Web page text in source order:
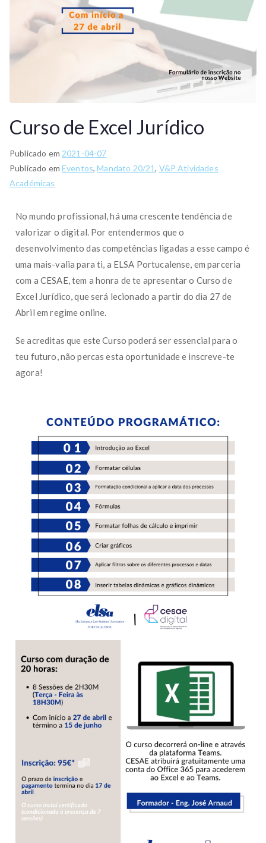
Curso de Excel Jurídico
Publicado em 2021-04-07
Publicado em Eventos,Mandato 20/21, V&P Atividades
Académicas
No mundo profissional, há uma crescente tendência de
valorizar o digital. Por entendermos que o
desenvolvimento das competências ligadas a esse campo é
uma mais-valia para ti, a ELSA Portucalense, em parceria
com a CESAE, tem a honra de te apresentar o Curso de
Excel Jurídico, que será lecionado a partir do dia 27 de
Abril em regime online.
Se acreditas que este Curso poderá ser essencial para o
teu futuro, não percas esta oportunidade e inscreve-te
agora!